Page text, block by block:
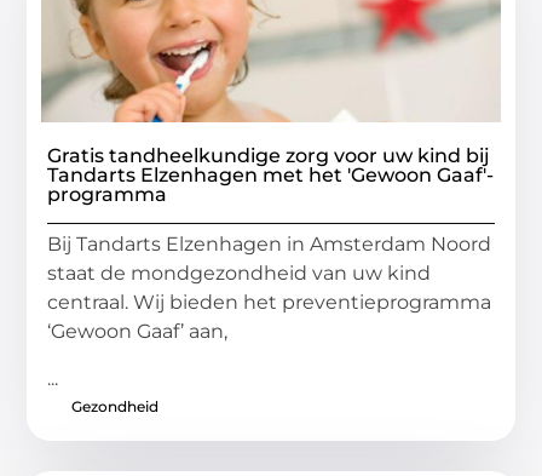
Gratis tandheelkundige zorg voor uw kind bij
Tandarts Elzenhagen met het 'Gewoon Gaaf'-
programma
Bij Tandarts Elzenhagen in Amsterdam Noord
staat de mondgezondheid van uw kind
centraal. Wij bieden het preventieprogramma
‘Gewoon Gaaf’ aan,
...
Gezondheid